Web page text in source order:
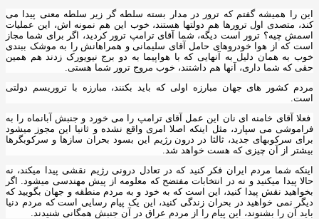
این را همیشه گفتم که ترور در مدار بسته سلطه گر زیر سلطه معنی پیدا می
کند، متصدی اول ترورها هم دولتها هستند، خوب این هم نمونه اش، این عملیات
اسمش چیه؟ ترور است دیگه، شما آقای ترامپ ترور کردید، اگر برای شما مجاز
است که از هوا خودروهای حامل آقای سلیمانی و همراهانش را به موشک ببندی
خوب به همان دلیل به آنهایی که با هواپیما به دو برج نیویورک زدند هم همین
حقی که شما داری، آنها هم داشتند، خوب مروج ترور شما هستی.
مردم کشور های جهان مبارزه اولی که باید بکنند، مبارزه با تروریسم دولتی
است.
فعلا آقای خامنه ای نان این عمل آقای ترامپ را می خورد و جنبش آبانماه را به
فراموشی می سپارد، مثل اینکه اصلا امری واقع نشده و ثانیا این مجوز میشود
برای سرکوبهای جدید، ثالثا در درون رژیم این بسود بحران سازها و سرکوبگرها
بیشتر از آن چیزی که هست خواهد شد.
اینکه شما مردم ایران فکر کنید که در تعادل درونی رژیم نقشی پیدا میکند، نه
حالا پیدا میکنید و نه در انتخابات مفتضح که معلومه از پیش مهندسی میشود. اگر
بخواهید نقش پیدا کنید، این است که به خود و به مردم منطقه و جهان بگویید که
دیگر نمی خواهید در بحران زندگی کنید، این یک پیام رسایی است که مردم دنیا
باید آن را بشنوند، این پیام را از مردم عراق در آن جنبش همگانی شنیدند.